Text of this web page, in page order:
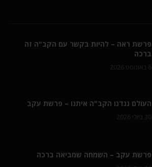
פרשת ראה – להיות בקשר עם הקב"ה זה
ברכה
6 באוגוסט 2026
העולם נגדנו הקב"ה איתנו – פרשת עקב
30 ביולי 2026
פרשת עקב – השמחה שמביאה ברכה